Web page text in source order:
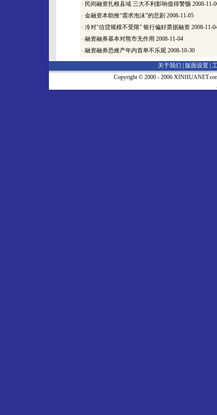
· 民间融资扎根县域 三大不利影响值得警惕 2008-11-
· 金融资本助推“需求泡沫”的悲剧 2008-11-05
· 冷对"信贷规模不受限" 银行偏好票据融资 2008-11-
· 融资融券基本对熊市无作用 2008-11-04
· 融资融券恐难产年内首单不乐观 2008-10-30
关于我们 | 版面设置
Copyright © 2000 - 2006